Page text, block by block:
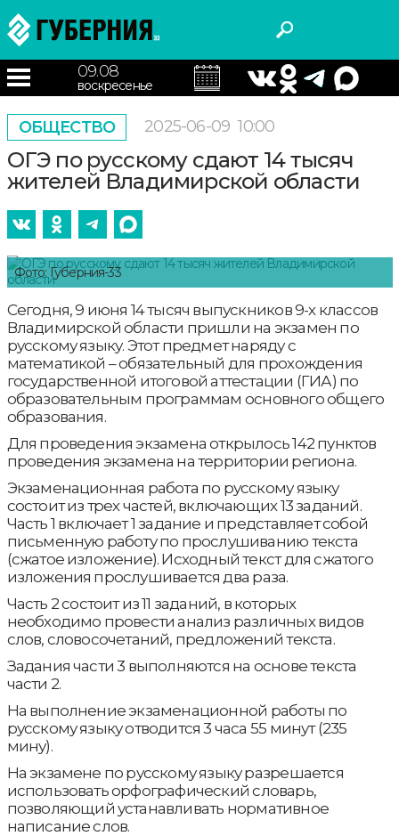
09.08
воскресенье
ОБЩЕСТВО 2025-06-09 10:00
ОГЭ по русскому сдают 14 тысяч
жителей Владимирской области
Фото: Губерния-33
Сегодня, 9 июня 14 тысяч выпускников 9-х классов
Владимирской области пришли на экзамен по
русскому языку. Этот предмет наряду с
математикой – обязательный для прохождения
государственной итоговой аттестации (ГИА) по
образовательным программам основного общего
образования.
Для проведения экзамена открылось 142 пунктов
проведения экзамена на территории региона.
Экзаменационная работа по русскому языку
состоит из трех частей, включающих 13 заданий.
Часть 1 включает 1 задание и представляет собой
письменную работу по прослушиванию текста
(сжатое изложение). Исходный текст для сжатого
изложения прослушивается два раза.
Часть 2 состоит из 11 заданий, в которых
необходимо провести анализ различных видов
слов, словосочетаний, предложений текста.
Задания части 3 выполняются на основе текста
части 2.
На выполнение экзаменационной работы по
русскому языку отводится 3 часа 55 минут (235
мину).
На экзамене по русскому языку разрешается
использовать орфографический словарь,
позволяющий устанавливать нормативное
написание слов.